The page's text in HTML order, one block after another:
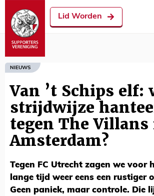
Lid Worden
NIEUWS
Van ’t Schips elf:
strijdwijze
tegen The Villans
Amsterdam?
Tegen FC Utrecht zagen we voor
lange tijd weer eens een rustiger
Geen paniek, maar controle. Die